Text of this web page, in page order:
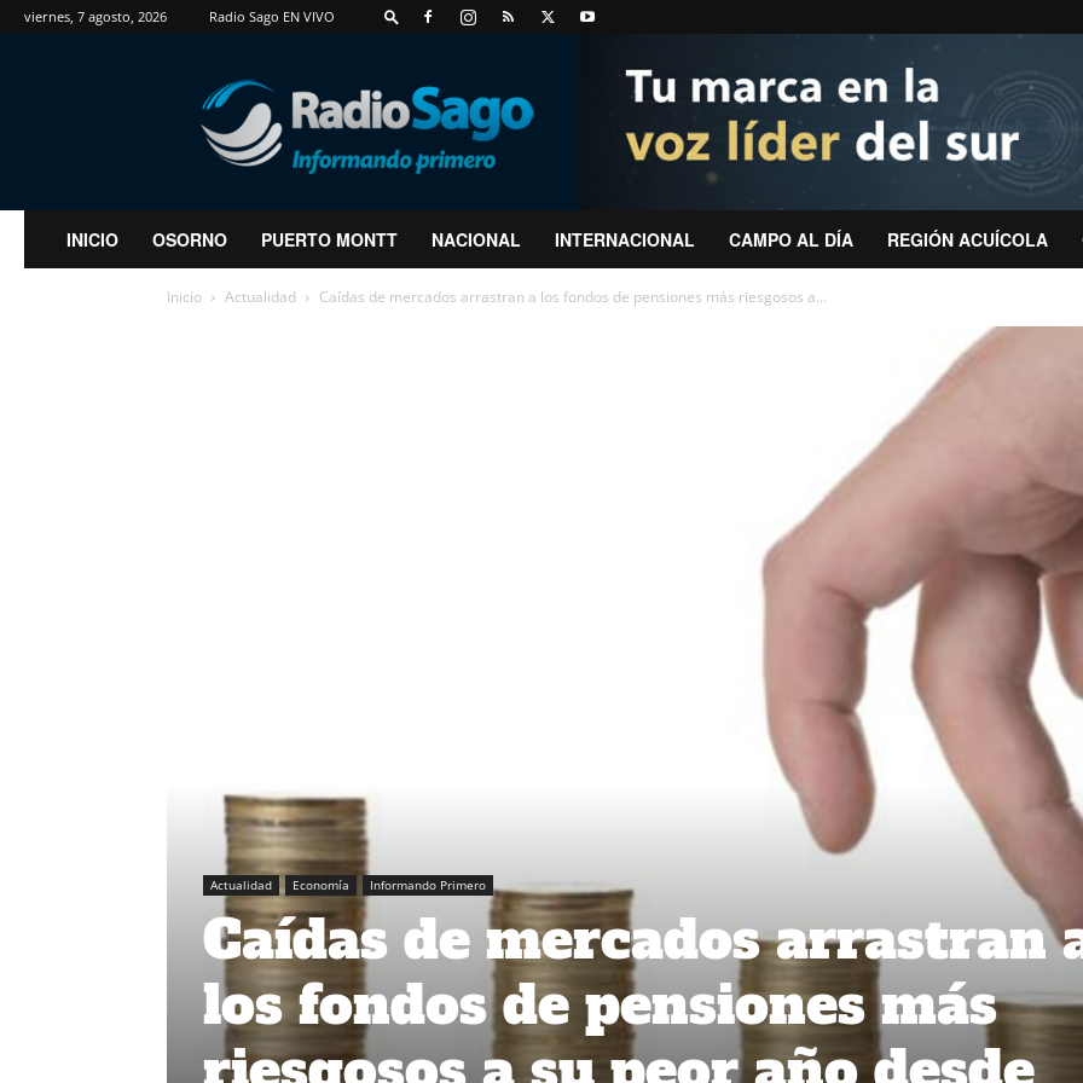
viernes, 7 agosto, 2026 Radio Sago EN VIVO
RadioSago
INICIO OSORNO PUERTO MONTT NACIONAL INTERNACIONAL CAMPO AL DÍA REGIÓN ACUÍCOLA
Inicio Actualidad Caídas de mercados arrastran a los fondos de pensiones más riesgosos a...
Actualidad Economía Informando Primero
Caídas de mercados arrastran
los fondos de pensiones más